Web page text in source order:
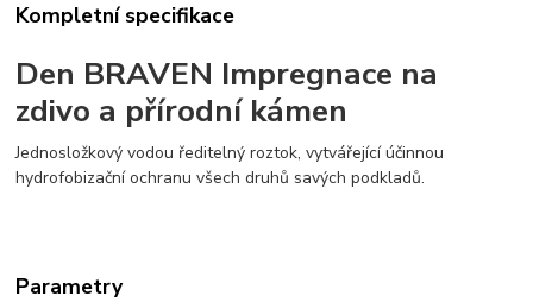
Kompletní specifikace
Den BRAVEN Impregnace na
zdivo a přírodní kámen
Jednosložkový vodou ředitelný roztok, vytvářející účinnou
hydrofobizační ochranu všech druhů savých podkladů.
Parametry